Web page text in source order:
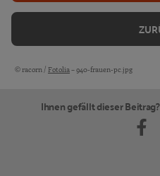
6. Schritt:
Bildquellen und
© racorn / Fotolia – 940-frauen-pc.jpg
Ihnen gefällt dieser